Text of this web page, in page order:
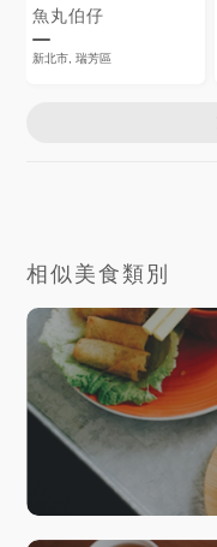
魚丸伯仔
新北市, 瑞芳區
相似美食類別